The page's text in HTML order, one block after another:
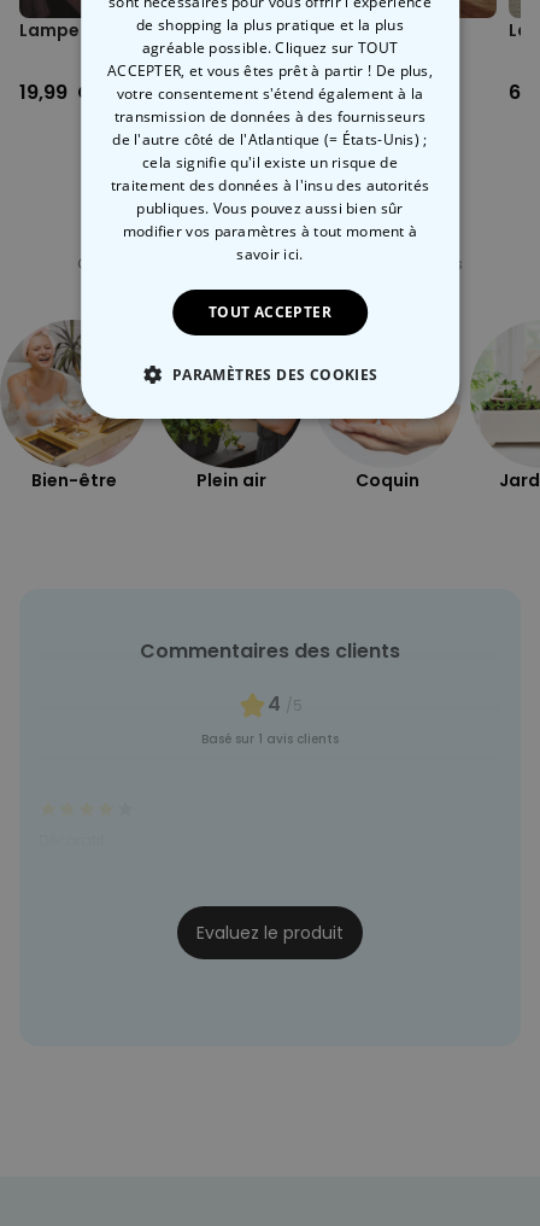
Lampe de bain relaxante
19,99 CHF
Lampe canard
34,99 CHF
Catégorie concernée
Consultez nos autres catégories de cadeux insolites
Bien-être Plein air Coquin
Commentaires des clients
4 /5
Basé sur 1 avis clients
Evaluez le produit
de shopping la plus pratique et la plus
agréable possible. Cliquez sur TOUT
ACCEPTER, et vous êtes prêt à partir ! De plus,
votre consentement s'étend également à la
transmission de données à des fournisseurs
de l'autre côté de l'Atlantique (= États-Unis) ;
cela signifie qu'il existe un risque de
traitement des données à l'insu des autorités
publiques. Vous pouvez aussi bien sûr
modifier vos paramètres à tout moment à
savoir ici.
TOUT ACCEPTER
PARAMÈTRES DES COOKIES
STRICTEMENT NÉCESSAIRE
PERFORMANCE